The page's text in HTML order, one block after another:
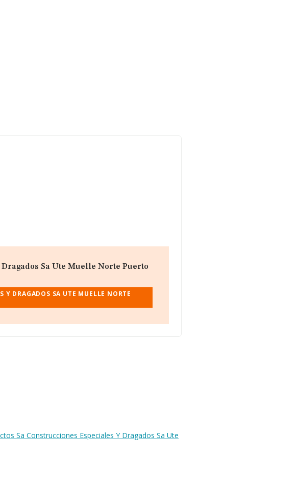
Sa Ute Muelle Norte Puerto
Y DRAGADOS SA UTE MUELLE NORTE
Sa Construcciones Especiales Y Dragados Sa Ute